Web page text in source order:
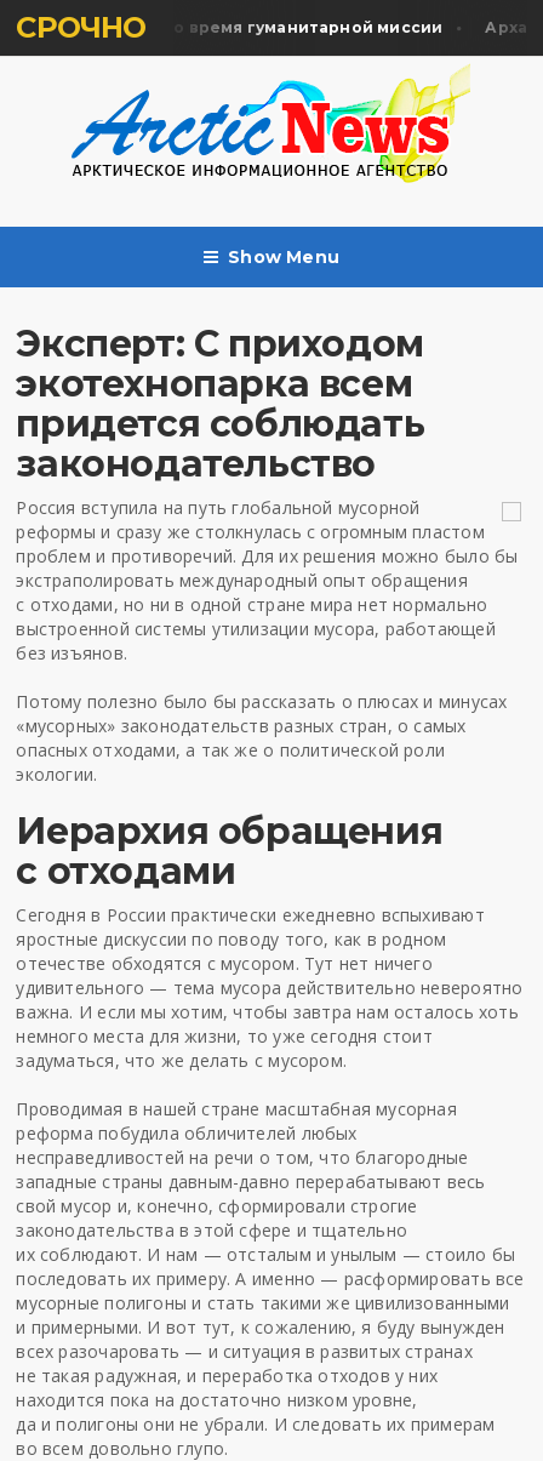
СРОЧНО
почтили во время гуманитарной миссии
Show Menu
Эксперт: С приходом
экотехнопарка всем
придется соблюдать
законодательство
Россия вступила на путь глобальной мусорной
реформы и сразу же столкнулась с огромным пластом
проблем и противоречий. Для их решения можно было бы
экстраполировать международный опыт обращения
с отходами, но ни в одной стране мира нет нормально
выстроенной системы утилизации мусора, работающей
без изъянов.
Потому полезно было бы рассказать о плюсах и минусах
«мусорных» законодательств разных стран, о самых
опасных отходами, а так же о политической роли
экологии.
Иерархия обращения
с отходами
Сегодня в России практически ежедневно вспыхивают
яростные дискуссии по поводу того, как в родном
отечестве обходятся с мусором. Тут нет ничего
удивительного — тема мусора действительно невероятно
важна. И если мы хотим, чтобы завтра нам осталось хоть
немного места для жизни, то уже сегодня стоит
задуматься, что же делать с мусором.
Проводимая в нашей стране масштабная мусорная
реформа побудила обличителей любых
несправедливостей на речи о том, что благородные
западные страны давным-давно перерабатывают весь
свой мусор и, конечно, сформировали строгие
законодательства в этой сфере и тщательно
их соблюдают. И нам — отсталым и унылым — стоило бы
последовать их примеру. А именно — расформировать все
мусорные полигоны и стать такими же цивилизованными
и примерными. И вот тут, к сожалению, я буду вынужден
всех разочаровать — и ситуация в развитых странах
не такая радужная, и переработка отходов у них
находится пока на достаточно низком уровне,
да и полигоны они не убрали. И следовать их примерам
во всем довольно глупо.